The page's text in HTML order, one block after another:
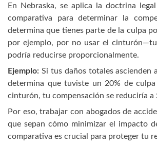
En Nebraska, se aplica la doctrina
comparativa para determinar la
determina que tienes parte de la culpa
por ejemplo, por no usar el cinturón—tu
podría reducirse proporcionalmente.
Ejemplo: Si tus daños totales ascienden
determina que tuviste un 20% de
cinturón, tu compensación se reduciría a
Por eso, trabajar con abogados de
que sepan cómo minimizar el impacto
comparativa es crucial para proteger tu